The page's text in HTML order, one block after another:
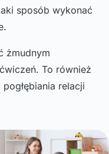
sposób wykonać
żmudnym
To również
relacji